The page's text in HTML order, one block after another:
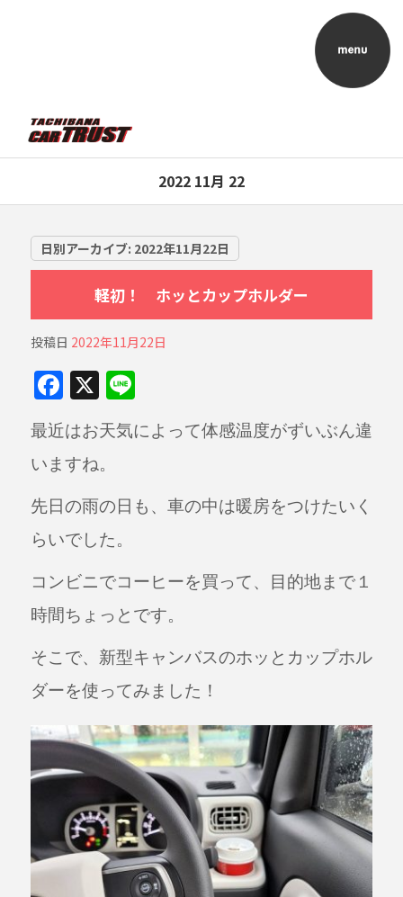
2022 11月 22
日別アーカイブ: 2022年11月22日
軽初！ ホッとカップホルダー
投稿日 2022年11月22日
F
a
c
e
b
o
o
k
X Li
n
e
最近はお天気によって体感温度がずいぶん違
いますね。
先日の雨の日も、車の中は暖房をつけたいく
らいでした。
コンビニでコーヒーを買って、目的地まで１
時間ちょっとです。
そこで、新型キャンバスのホッとカップホル
ダーを使ってみました！